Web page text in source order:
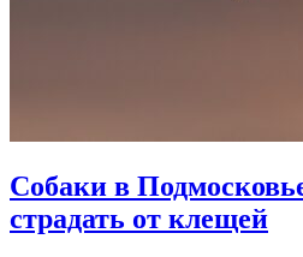
Собаки в
страдать от клещей